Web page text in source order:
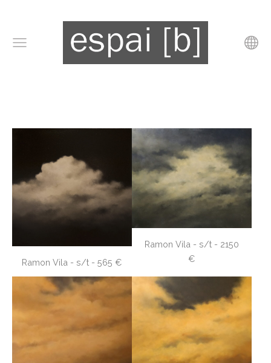
Ramon Vila - s/t - 565 €
Ramon Vila - s/t - 2150
€